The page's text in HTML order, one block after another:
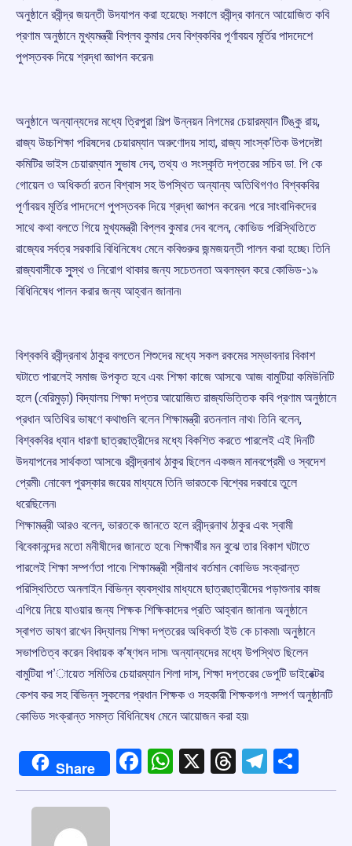
অনুষ্ঠানে রবীন্দ্র জয়ন্তী উদযাপন করা হয়েছে৷ সকালে রবীন্দ্র কাননে আয়োজিত কবি
প্রণাম অনুষ্ঠানে মুখ্যমন্ত্রী বিপ্লব কুমার দেব বিশ্বকবির পূর্ণাবয়ব মূর্তির পাদদেশে
পুপস্তবক দিয়ে শ্রদ্ধা জ্ঞাপন করেন৷
অনুষ্ঠানে অন্যান্যদের মধ্যে ত্রিপুরা শিল্প উন্নয়ন নিগমের চেয়ারম্যান টিঙ্কু রায়,
রাজ্য উচ্চশিক্ষা পরিষদের চেয়ারম্যান অরুণোদয় সাহা, রাজ্য সাংস্ক’তিক উপদেষ্টা
কমিটির ভাইস চেয়ারম্যান সুুভাষ দেব, তথ্য ও সংস্কৃতি দপ্তরের সচিব ডা. পি কে
গোয়েল ও অধিকর্তা রতন বিশ্বাস সহ উপস্থিত অন্যান্য অতিথিগণও বিশ্বকবির
পূর্ণাবয়ব মূর্তির পাদদেশে পুপস্তবক দিয়ে শ্রদ্ধা জ্ঞাপন করেন৷ পরে সাংবাদিকদের
সাথে কথা বলতে গিয়ে মুখ্যমন্ত্রী বিপ্লব কুমার দেব বলেন, কোভিড পরিস্থিতিতে
রাজ্যের সর্বত্র সরকারি বিধিনিষেধ মেনে কবিগুরুর জন্মজয়ন্তী পালন করা হচ্ছে৷ তিনি
রাজ্যবাসীকে সুুস্থ ও নিরোগ থাকার জন্য সচেতনতা অবলম্বন করে কোভিড-১৯
বিধিনিষেধ পালন করার জন্য আহ্বান জানান৷
বিশ্বকবি রবীন্দ্রনাথ ঠাকুর বলতেন শিশুদের মধ্যে সকল রকমের সম্ভাবনার বিকাশ
ঘটাতে পারলেই সমাজ উপকৃত হবে এবং শিক্ষা কাজে আসবে৷ আজ বামুটিয়া কমিউনিটি
হলে (বেরিমুড়া) বিদ্যালয় শিক্ষা দপ্তর আয়োজিত রাজ্যভিত্তিক কবি প্রণাম অনুষ্ঠানে
প্রধান অতিথির ভাষণে কথাগুলি বলেন শিক্ষামন্ত্রী রতনলাল নাথ৷ তিনি বলেন,
বিশ্বকবির ধ্যান ধারণা ছাত্রছাত্রীদের মধ্যে বিকশিত করতে পারলেই এই দিনটি
উদযাপনের সার্থকতা আসবে৷ রবীন্দ্রনাথ ঠাকুর ছিলেন একজন মানবপ্রেমী ও স্বদেশ
প্রেমী৷ নোবেল পুরস্কার জয়ের মাধ্যমে তিনি ভারতকে বিশ্বের দরবারে তুলে
ধরেছিলেন৷
শিক্ষামন্ত্রী আরও বলেন, ভারতকে জানতে হলে রবীন্দ্রনাথ ঠাকুর এবং স্বামী
বিবেকানন্দের মতো মনীষীদের জানতে হবে৷ শিক্ষার্থীর মন বুঝে তার বিকাশ ঘটাতে
পারলেই শিক্ষা সম্পর্ণতা পাবে৷ শিক্ষামন্ত্রী শ্রীনাথ বর্তমান কোভিড সংক্রান্ত
পরিস্থিতিতে অনলাইন বিভিন্ন ব্যবস্থার মাধ্যমে ছাত্রছাত্রীদের পড়াশুনার কাজ
এগিয়ে নিয়ে যাওয়ার জন্য শিক্ষক শিক্ষিকাদের প্রতি আহ্বান জানান৷ অনুষ্ঠানে
স্বাগত ভাষণ রাখেন বিদ্যালয় শিক্ষা দপ্তরের অধিকর্তা ইউ কে চাকমা৷ অনুষ্ঠানে
সভাপতিত্ব করেন বিধায়ক ক’ষ্ণধন দাস৷ অন্যান্যদের মধ্যে উপস্থিত ছিলেন
বামুটিয়া প’ায়েত সমিতির চেয়ারম্যান শিলা দাস, শিক্ষা দপ্তরের ডেপুটি ডাইরেক্টর
কেশব কর সহ বিভিন্ন সুকলের প্রধান শিক্ষক ও সহকারী শিক্ষকগণ৷ সম্পর্ণ অনুষ্ঠানটি
কোভিড সংক্রান্ত সমস্ত বিধিনিষেধ মেনে আয়োজন করা হয়৷
Share Facebook
WhatsApp
X Threads